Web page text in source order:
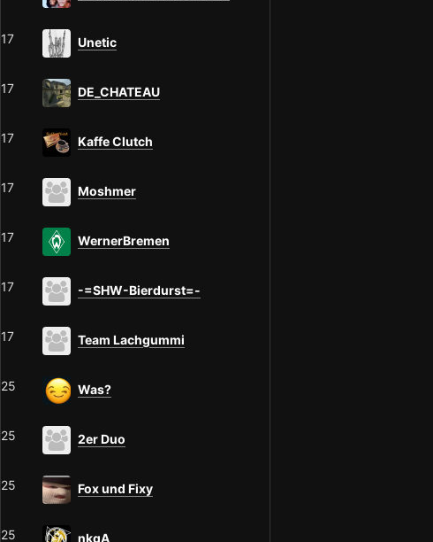
17 Unetic
17 DE_CHATEAU
17 Kaffe Clutch
17 Moshmer
17 WernerBremen
17 -=SHW-Bierdurst=-
17 Team Lachgummi
25 Was?
25 2er Duo
25 Fox und Fixy
25 nkgA